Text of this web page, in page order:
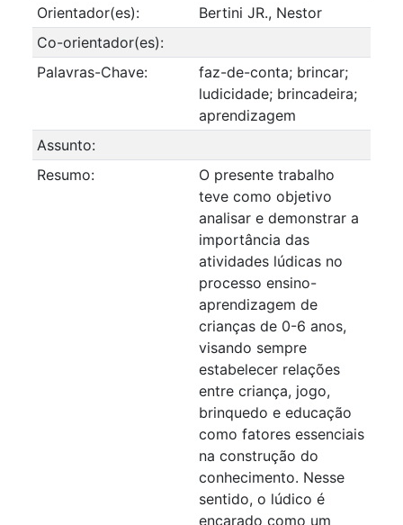
Orientador(es):
Bertini JR., Nestor
Co-orientador(es):
Palavras-Chave:
faz-de-conta; brincar;
ludicidade; brincadeira;
aprendizagem
Assunto:
Resumo:
O presente trabalho
teve como objetivo
analisar e demonstrar a
importância das
atividades lúdicas no
processo ensino-
aprendizagem de
crianças de 0-6 anos,
visando sempre
estabelecer relações
entre criança, jogo,
brinquedo e educação
como fatores essenciais
na construção do
conhecimento. Nesse
sentido, o lúdico é
encarado como um